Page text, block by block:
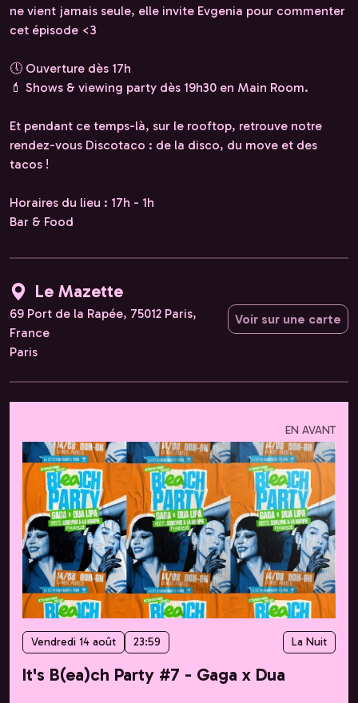
ne vient jamais seule, elle invite Evgenia pour commenter
cet épisode <3
🕔 Ouverture dès 17h
💄 Shows & viewing party dès 19h30 en Main Room.
Et pendant ce temps-là, sur le rooftop, retrouve notre
rendez-vous Discotaco : de la disco, du move et des
tacos !
Horaires du lieu : 17h - 1h
Bar & Food
Le Mazette
69 Port de la Rapée, 75012 Paris,
France
Paris
Voir sur une carte
EN AVANT
Vendredi 14 août 23:59 La Nuit
It's B(ea)ch Party #7 - Gaga x Dua